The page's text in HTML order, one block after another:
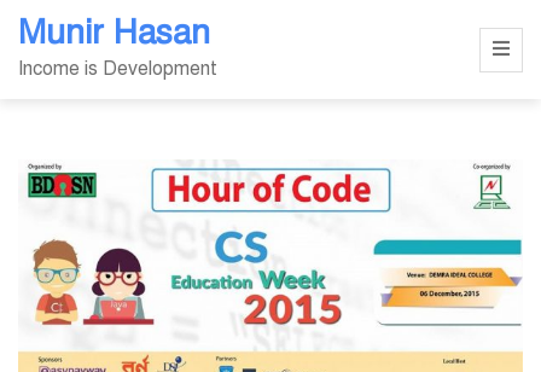
SkipMunir Hasan
Income is Development